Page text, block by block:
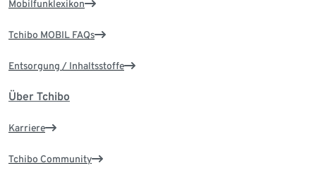
Mobilfunklexikon
Tchibo MOBIL FAQs
Entsorgung / Inhaltsstoffe
Über Tchibo
Karriere
Tchibo Community